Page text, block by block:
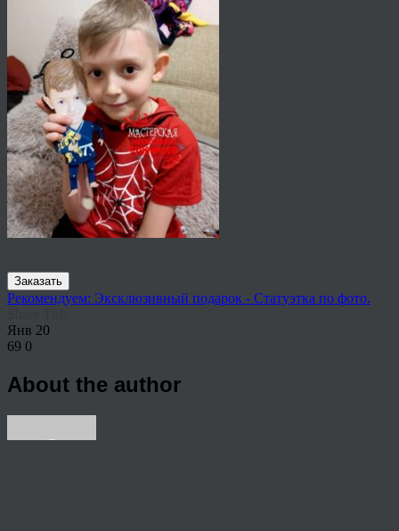
Заказать
Рекомендуем: Эксклюзивный подарок - Статуэтка по фото.
Янв 20
69 0
About the author